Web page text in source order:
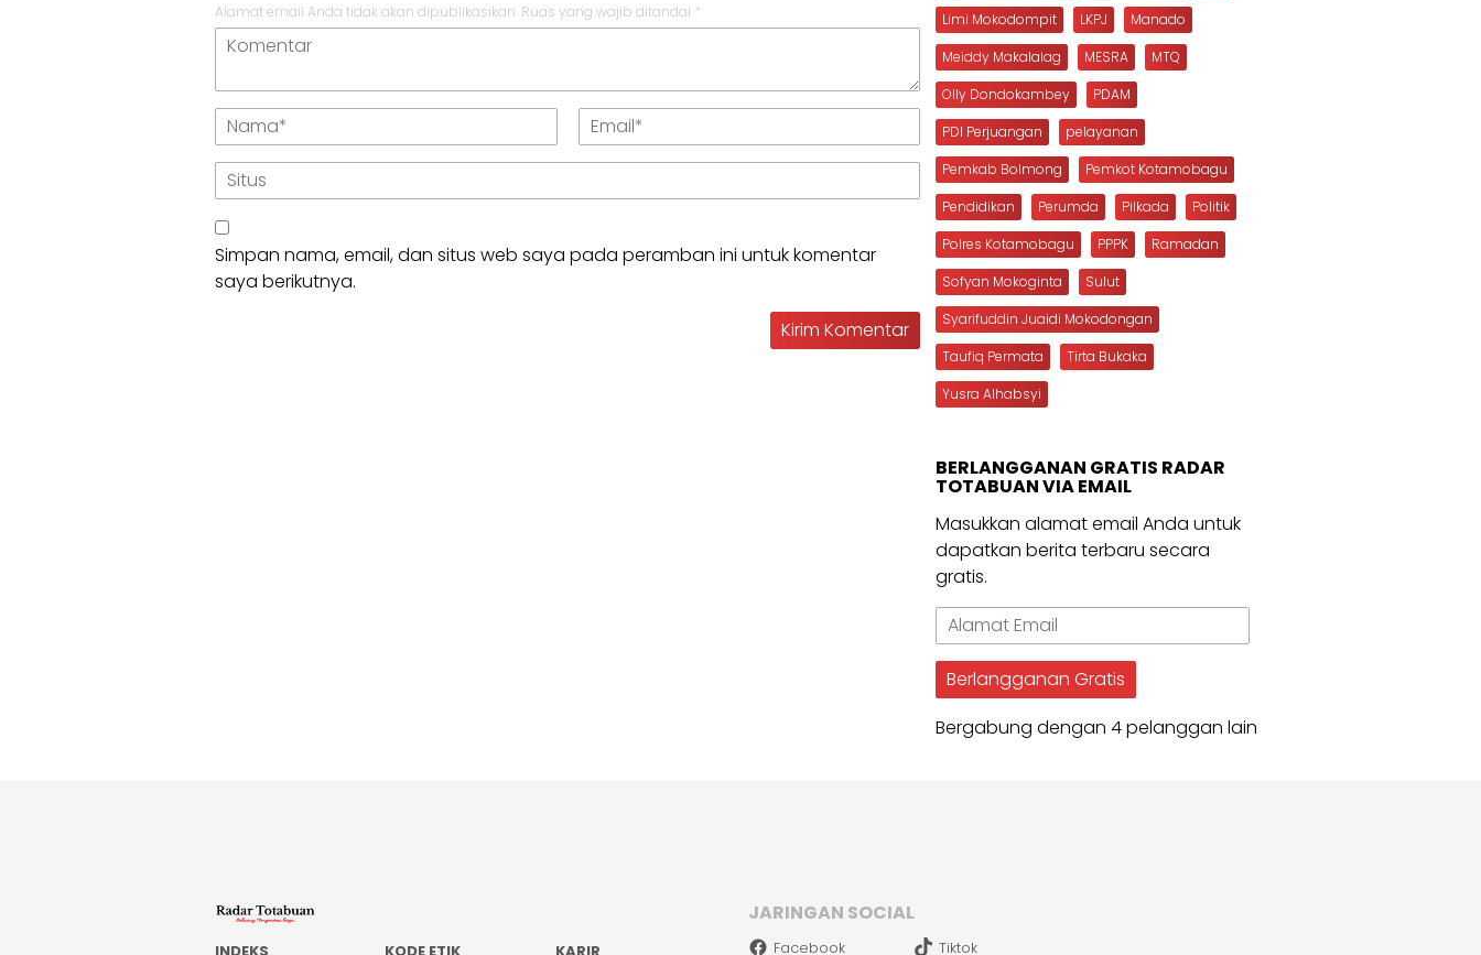
Alamat email Anda tidak akan dipublikasikan. Ruas yang wajib ditandai *
Simpan nama, email, dan situs web saya pada peramban ini untuk komentar
saya berikutnya.
Limi Mokodompit
LKPJ
Manado
Meiddy Makalalag
MESRA
MTQ
Olly Dondokambey
PDAM
PDI Perjuangan
pelayanan
Pemkab Bolmong
Pemkot Kotamobagu
Pendidikan
Perumda Pilkada
Politik
Polres Kotamobagu
PPPK
Ramadan
Sofyan Mokoginta
Sulut
Syarifuddin Juaidi Mokodongan
Taufiq Permata
Tirta Bukaka
Yusra Alhabsyi
BERLANGGANAN GRATIS RADAR
TOTABUAN VIA EMAIL
Masukkan alamat email Anda untuk
dapatkan berita terbaru secara
gratis.
Alamat
Email
Berlangganan Gratis
Bergabung dengan 4 pelanggan lain
JARINGAN SOCIAL
Facebook Tiktok